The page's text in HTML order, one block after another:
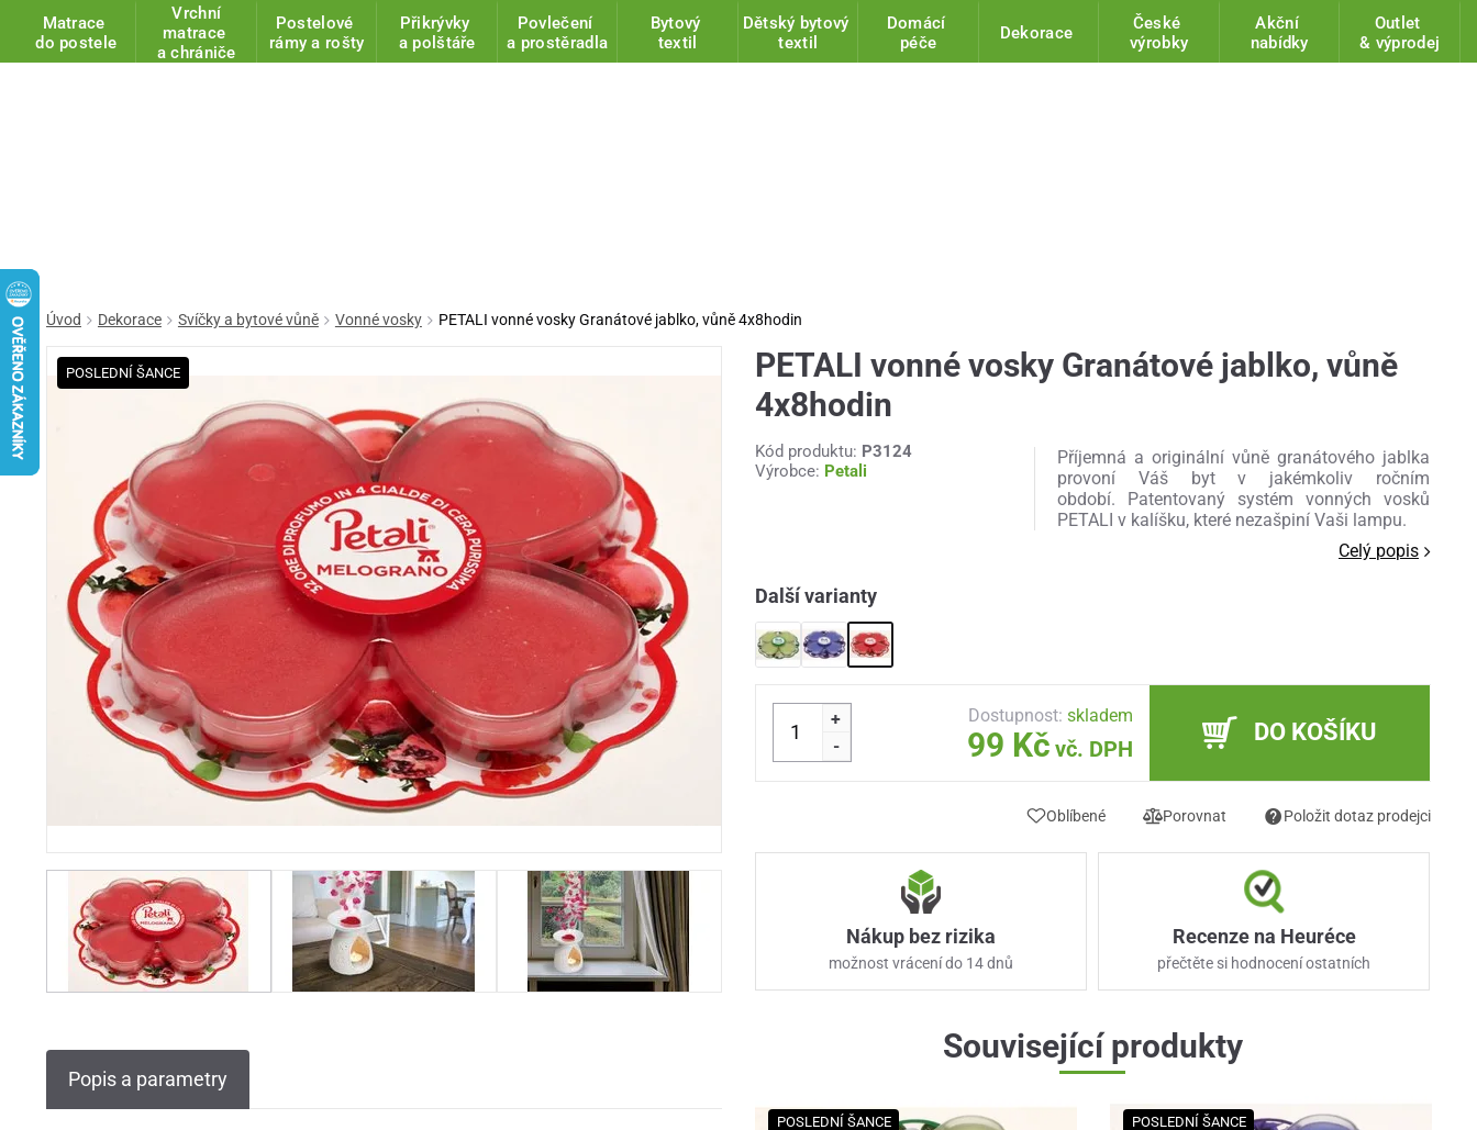
Matrace
do postele
Vrchní
matrace
a chrániče
Postelové
rámy a rošty
Přikrývky
a polštáře
Povlečení
a prostěradla
Bytový
textil
Dětský bytový
textil
Domácí
péče
Dekorace
České
výrobky
Akční
nabídky
Outlet
& výprodej
Úvod Dekorace Svíčky a bytové vůně Vonné vosky PETALI vonné vosky Granátové jablko, vůně 4x8hodin
POSLEDNÍ ŠANCE
Popis a parametry
PETALI vonné vosky Granátové jablko, vůně
4x8hodin
Kód produktu: P3124
Výrobce: Petali
Příjemná a originální vůně granátového jablka
provoní Váš byt v jakémkoliv ročním
období. Patentovaný systém vonných vosků
PETALI v kalíšku, které nezašpiní Vaši lampu.
Celý popis
Další varianty
+
-
Dostupnost: skladem
99 Kč vč. DPH
DO KOŠÍKU
Oblíbené Porovnat Položit dotaz prodejci
Nákup bez rizika
možnost vrácení do 14 dnů
Recenze na Heuréce
přečtěte si hodnocení ostatních
Související produkty
POSLEDNÍ ŠANCE POSLEDNÍ ŠANCE